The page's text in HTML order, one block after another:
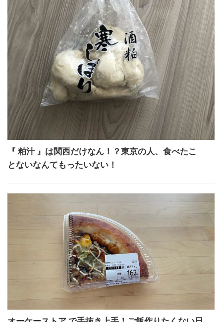
『 粕汁 』は関西だけなん！？東京の人、食べたこ
とないなんてもったいない！